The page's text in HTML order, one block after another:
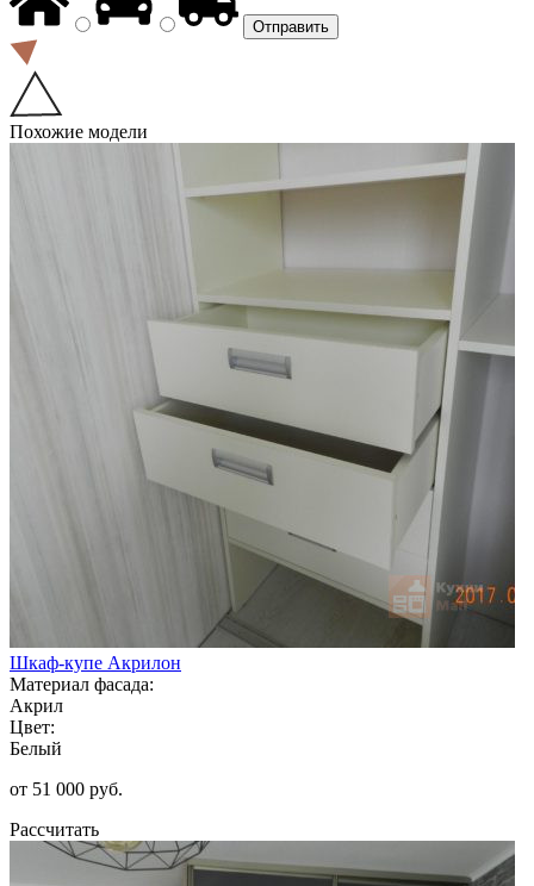
Похожие модели
Шкаф-купе Акрилон
Материал фасада:
Акрил
Цвет:
Белый
от 51 000 руб.
Рассчитать